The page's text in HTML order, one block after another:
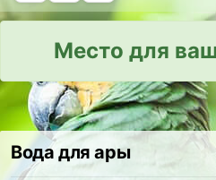
Место для
Вода для ары